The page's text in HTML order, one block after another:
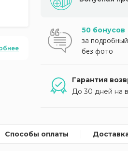
50 бонусов
за
без фото
Гарантия
До 30 дней на
Способы оплаты